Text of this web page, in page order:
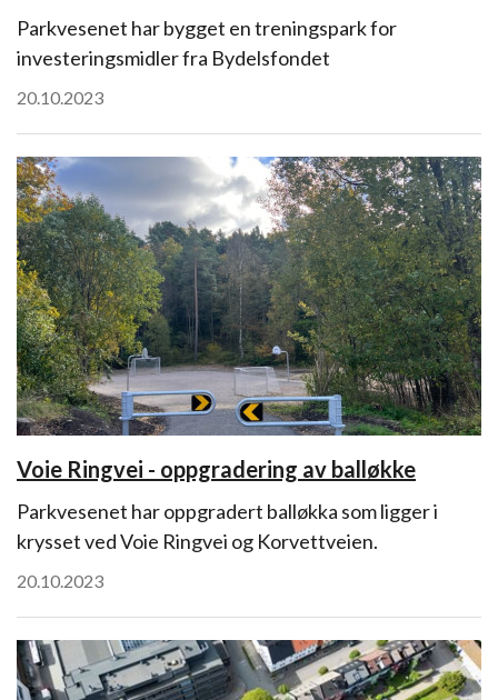
Parkvesenet har bygget en treningspark for
investeringsmidler fra Bydelsfondet
20.10.2023
Voie Ringvei - oppgradering av balløkke
Parkvesenet har oppgradert balløkka som ligger i
krysset ved Voie Ringvei og Korvettveien.
20.10.2023